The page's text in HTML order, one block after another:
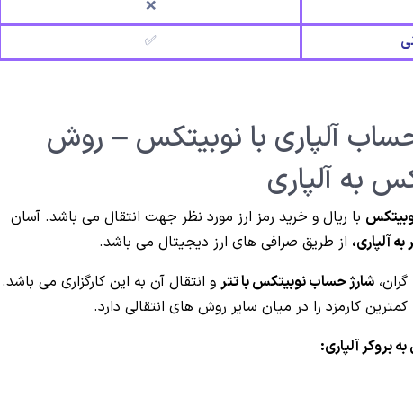
❌
✅
آلپاری با نوبیتکس – روش
به آلپاری
با ریال و خرید رمز ارز مورد نظر جهت انتقال می باشد. آسان
به آلپاری، از طریق صرافی های ارز دیجیتال می باشد.
شارژ حساب نوبیتکس با تتر و انتقال آن به این کارگزاری می باشد.
بروکر آلپاری: